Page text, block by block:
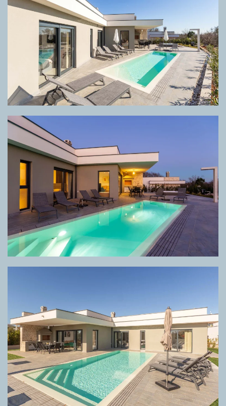
GRIGLIA DIRECTA META GREY
GRIGLIA DIRECTA META GREY